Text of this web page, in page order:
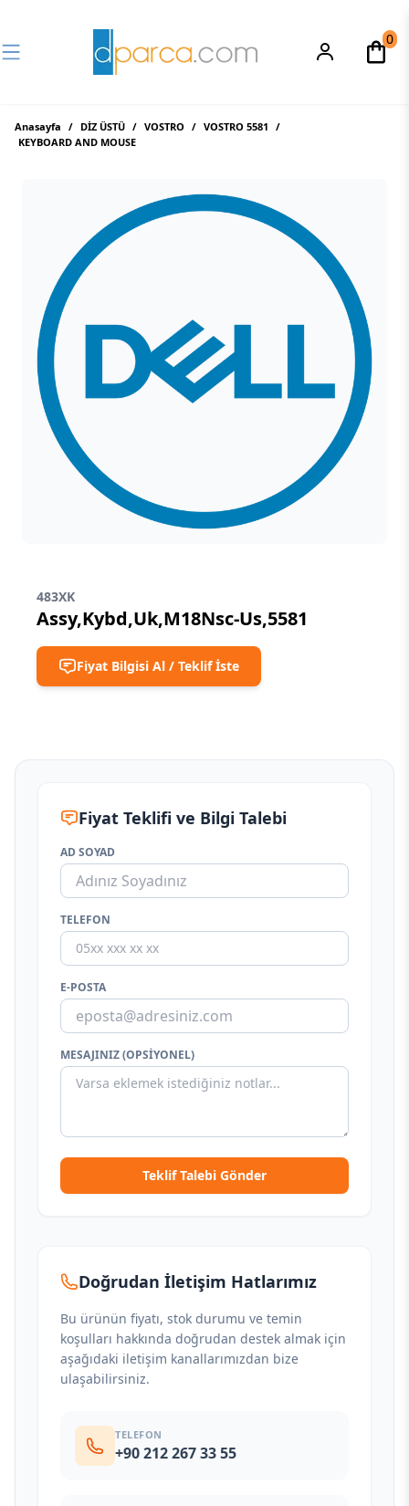
0
Anasayfa / DİZ ÜSTÜ / VOSTRO / VOSTRO 5581 /
KEYBOARD AND MOUSE
483XK
Assy,Kybd,Uk,M18Nsc-Us,5581
Fiyat Bilgisi Al / Teklif İste
Fiyat Teklifi ve Bilgi Talebi
AD SOYAD
TELEFON
E-POSTA
MESAJINIZ (OPSIYONEL)
Teklif Talebi Gönder
Doğrudan İletişim Hatlarımız
Bu ürünün fiyatı, stok durumu ve temin
koşulları hakkında doğrudan destek almak için
aşağıdaki iletişim kanallarımızdan bize
ulaşabilirsiniz.
TELEFON
+90 212 267 33 55